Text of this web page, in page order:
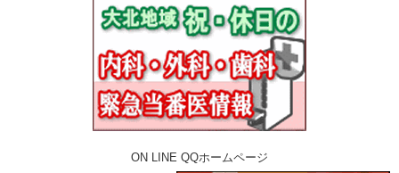
ON LINE QQホームページ